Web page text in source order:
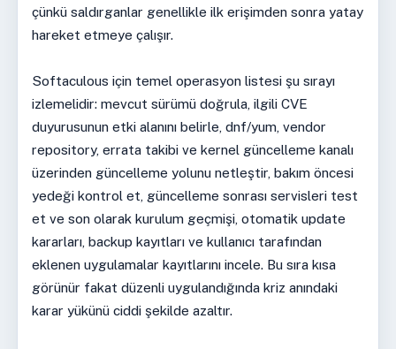
çünkü saldırganlar genellikle ilk erişimden sonra yatay
hareket etmeye çalışır.
Softaculous için temel operasyon listesi şu sırayı
izlemelidir: mevcut sürümü doğrula, ilgili CVE
duyurusunun etki alanını belirle, dnf/yum, vendor
repository, errata takibi ve kernel güncelleme kanalı
üzerinden güncelleme yolunu netleştir, bakım öncesi
yedeği kontrol et, güncelleme sonrası servisleri test
et ve son olarak kurulum geçmişi, otomatik update
kararları, backup kayıtları ve kullanıcı tarafından
eklenen uygulamalar kayıtlarını incele. Bu sıra kısa
görünür fakat düzenli uygulandığında kriz anındaki
karar yükünü ciddi şekilde azaltır.